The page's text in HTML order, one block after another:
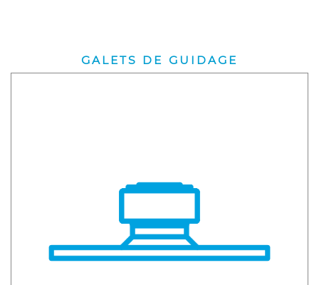
GALETS DE GUIDAGE